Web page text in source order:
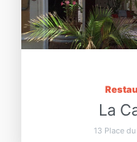
La
13 Place